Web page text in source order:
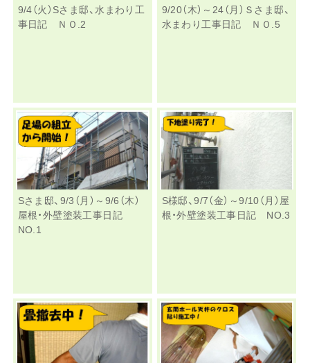
9/4（火）Sさま邸、水まわり工
事日記 ＮＯ.2
9/20（木）～24（月）Ｓさま邸、
水まわり工事日記 ＮＯ.5
Sさま邸、9/3（月）～9/6（木）
屋根・外壁塗装工事日記
NO.1
S様邸、9/7（金）～9/10（月）屋
根・外壁塗装工事日記 NO.3